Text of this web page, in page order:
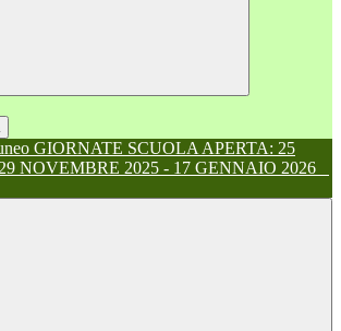
GIORNATE SCUOLA APERTA: 25
NOVEMBRE 2025 - 17 GENNAIO 2026